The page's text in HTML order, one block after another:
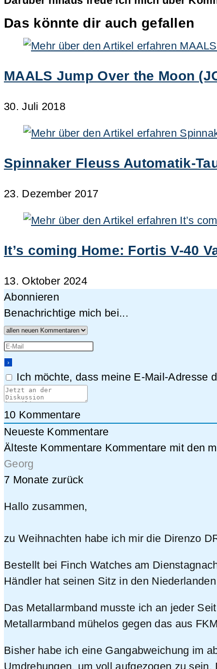
Das könnte dir auch gefallen
MAALS Jump Over the Moon
30. Juli 2018
Spinnaker Fleuss Automatik-
23. Dezember 2017
It’s coming Home: Fortis V-40
13. Oktober 2024
Abonnieren
Benachrichtige mich bei...
Ich möchte, dass meine E-Mail-Adresse
10 Kommentare
Neueste Kommentare
Älteste Kommentare Kommentare mit den
Georg
7 Monate zurück
Hallo zusammen,
zu Weihnachten habe ich mir die Direnzo
Bestellt bei Finch Watches am
Händler hat seinen Sitz in den
Das Metallarmband musste ich an jeder
Metallarmband mühelos gegen das aus
Bisher habe ich eine Gangabweichung im
Umdrehungen, um voll aufgezogen zu